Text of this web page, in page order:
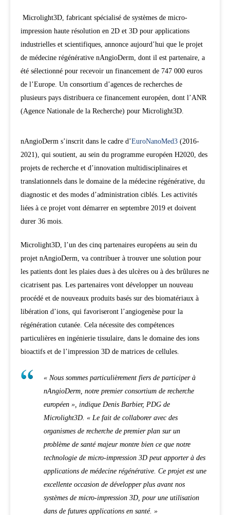
Microlight3D, fabricant spécialisé de systèmes de micro-
impression haute résolution en 2D et 3D pour applications
industrielles et scientifiques, annonce aujourd’hui que le projet
de médecine régénérative nAngioDerm, dont il est partenaire, a
été sélectionné pour recevoir un financement de 747 000 euros
de l’Europe. Un consortium d’agences de recherches de
plusieurs pays distribuera ce financement européen, dont l’ANR
(Agence Nationale de la Recherche) pour Microlight3D.
nAngioDerm s’inscrit dans le cadre d’EuroNanoMed3 (2016-
2021), qui soutient, au sein du programme européen H2020, des
projets de recherche et d’innovation multidisciplinaires et
translationnels dans le domaine de la médecine régénérative, du
diagnostic et des modes d’administration ciblés. Les activités
liées à ce projet vont démarrer en septembre 2019 et doivent
durer 36 mois.
Microlight3D, l’un des cinq partenaires européens au sein du
projet nAngioDerm, va contribuer à trouver une solution pour
les patients dont les plaies dues à des ulcères ou à des brûlures ne
cicatrisent pas. Les partenaires vont développer un nouveau
procédé et de nouveaux produits basés sur des biomatériaux à
libération d’ions, qui favoriseront l’angiogenèse pour la
régénération cutanée. Cela nécessite des compétences
particulières en ingénierie tissulaire, dans le domaine des ions
bioactifs et de l’impression 3D de matrices de cellules.
« Nous sommes particulièrement fiers de participer à
nAngioDerm, notre premier consortium de recherche
européen », indique Denis Barbier, PDG de
Microlight3D. « Le fait de collaborer avec des
organismes de recherche de premier plan sur un
problème de santé majeur montre bien ce que notre
technologie de micro-impression 3D peut apporter à des
applications de médecine régénérative. Ce projet est une
excellente occasion de développer plus avant nos
systèmes de micro-impression 3D, pour une utilisation
dans de futures applications en santé. »